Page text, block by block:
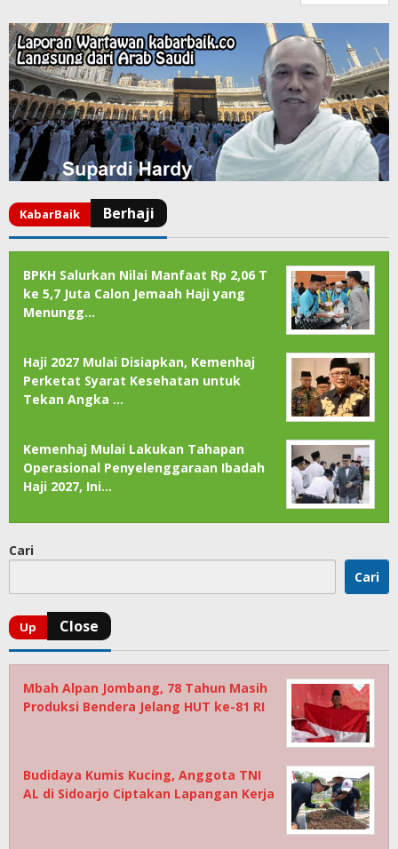
BPKH Salurkan Nilai Manfaat Rp 2,06 T
ke 5,7 Juta Calon Jemaah Haji yang
Menungg…
Haji 2027 Mulai Disiapkan, Kemenhaj
Perketat Syarat Kesehatan untuk
Tekan Angka …
Kemenhaj Mulai Lakukan Tahapan
Operasional Penyelenggaraan Ibadah
Haji 2027, Ini…
Cari
Cari
Mbah Alpan Jombang, 78 Tahun Masih
Produksi Bendera Jelang HUT ke-81 RI
Budidaya Kumis Kucing, Anggota TNI
AL di Sidoarjo Ciptakan Lapangan Kerja